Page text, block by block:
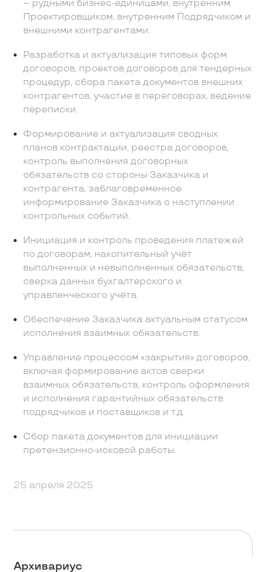
– рудными бизнес-единицами, внутренним
Проектировщиком, внутренним Подрядчиком и
внешними контрагентами.
Разработка и актуализация типовых форм
договоров, проектов договоров для тендерных
процедур, сбора пакета документов внешних
контрагентов, участие в переговорах, ведение
переписки.
Формирование и актуализация сводных
планов контрактации, реестра договоров,
контроль выполнения договорных
обязательств со стороны Заказчика и
контрагента, заблаговременное
информирование Заказчика о наступлении
контрольных событий.
Инициация и контроль проведения платежей
по договорам, накопительный учёт
выполненных и невыполненных обязательств,
сверка данных бухгалтерского и
управленческого учёта.
Обеспечение Заказчика актуальным статусом
исполнения взаимных обязательств.
Управление процессом «закрытия» договоров,
включая формирование актов сверки
взаимных обязательств, контроль оформления
и исполнения гарантийных обязательств
подрядчиков и поставщиков и т.д.
Сбор пакета документов для инициации
претензионно-исковой работы.
25 апреля 2025
Архивариус